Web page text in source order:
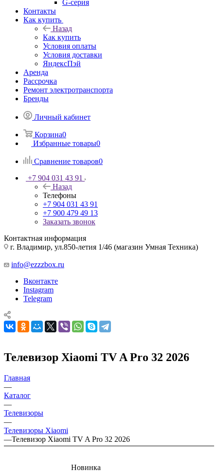
G-серия
Контакты
Как купить
Назад
Как купить
Условия оплаты
Условия доставки
ЯндексПэй
Аренда
Рассрочка
Ремонт электротранспорта
Бренды
Личный кабинет
Корзина0
Избранные товары0
Сравнение товаров0
+7 904 031 43 91
Назад
Телефоны
+7 904 031 43 91
+7 900 479 49 13
Заказать звонок
Контактная информация
г. Владимир, ул.850-летия 1/46 (магазин Умная Техника)
info@ezzzbox.ru
Вконтакте
Instagram
Telegram
Телевизор Xiaomi TV A Pro 32 2026
Главная
—
Каталог
—
Телевизоры
—
Телевизоры Xiaomi
—Телевизор Xiaomi TV A Pro 32 2026
Новинка